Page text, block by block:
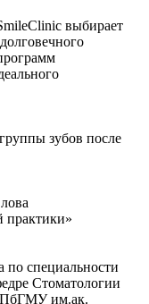
выбирает
зубов после
практики»
по специальности
Стоматологии
им.ак.